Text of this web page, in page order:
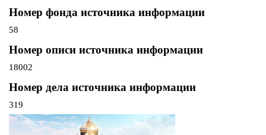
Номер фонда источника информации
58
Номер описи источника информации
18002
Номер дела источника информации
319